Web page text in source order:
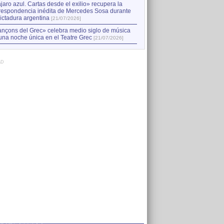
azul. Cartas desde el exilio» recupera la
inédita de Mercedes Sosa durante
argentina [21/07/2026]
del Grec» celebra medio siglo de música
noche única en el Teatre Grec [21/07/2026]